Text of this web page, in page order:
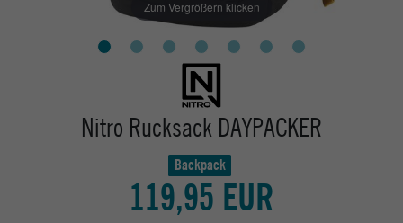
Zum Vergrößern klicken
Nitro Rucksack DAYPACKER
Backpack
119,95 EUR